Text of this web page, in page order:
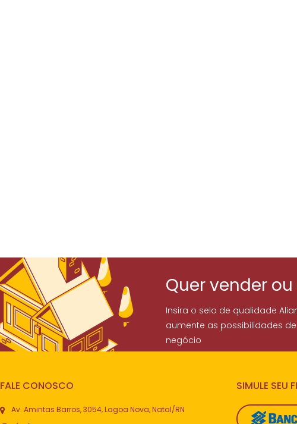
Quer vender
Insira o selo de qualidade
aumente as possibilidades
negócio
FALE CONOSCO
Av. Amintas Barros, 3054, Lagoa Nova, Natal/RN
SIMULE SEU